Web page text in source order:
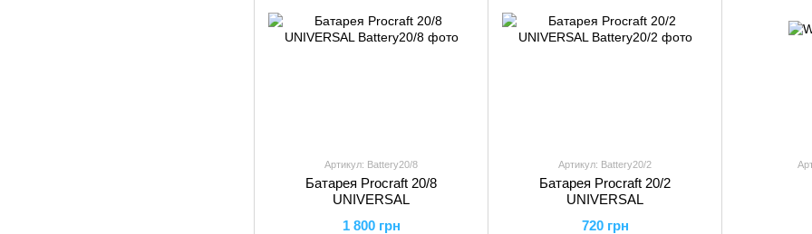
Артикул: Battery20/8
Батарея Procraft 20/8
UNIVERSAL
1 800 грн
Артикул: Battery20/2
Батарея Procraft 20/2
UNIVERSAL
720 грн